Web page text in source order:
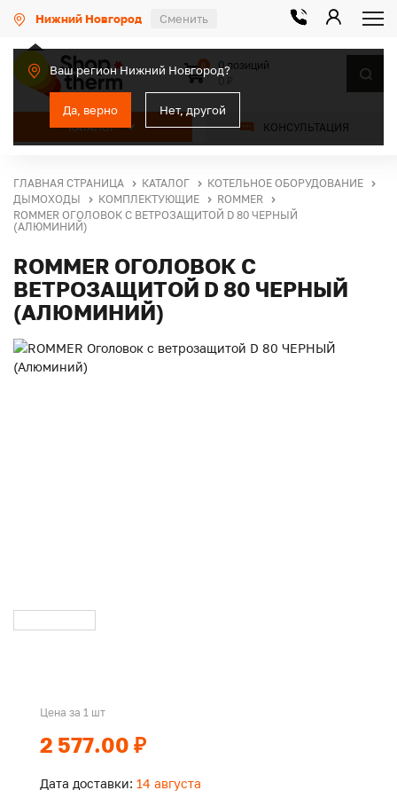
Нижний Новгород Сменить
Ваш регион Нижний Новгород?
Да, верно Нет, другой
КАТАЛОГ КОНСУЛЬТАЦИЯ
0
0 позиций
ГЛАВНАЯ СТРАНИЦА КАТАЛОГ
КОТЕЛЬНОЕ ОБОРУДОВАНИЕ
ДЫМОХОДЫ
КОМПЛЕКТУЮЩИЕ
ROMMER
ROMMER ОГОЛОВОК С ВЕТРОЗАЩИТОЙ D 80 ЧЕРНЫЙ
(АЛЮМИНИЙ)
ROMMER ОГОЛОВОК С
ВЕТРОЗАЩИТОЙ D 80 ЧЕРНЫЙ
(АЛЮМИНИЙ)
Цена за 1 шт
2 577.00 ₽
Дата доставки: 14 августа